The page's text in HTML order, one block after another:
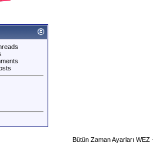
Bütün Zaman Ayarları